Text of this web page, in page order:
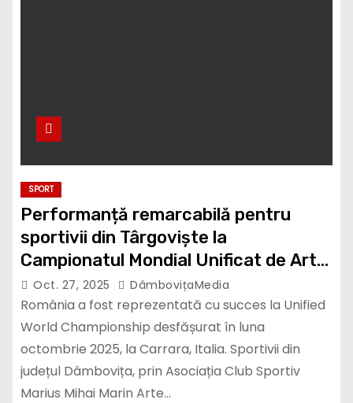
SPORT
Performanță remarcabilă pentru
sportivii din Târgoviște la
Campionatul Mondial Unificat de Arte
Marțiale din Italia
Oct. 27, 2025 DâmbovițaMedia
România a fost reprezentată cu succes la Unified
World Championship desfășurat în luna
octombrie 2025, la Carrara, Italia. Sportivii din
județul Dâmbovița, prin Asociația Club Sportiv
Marius Mihai Marin Arte…